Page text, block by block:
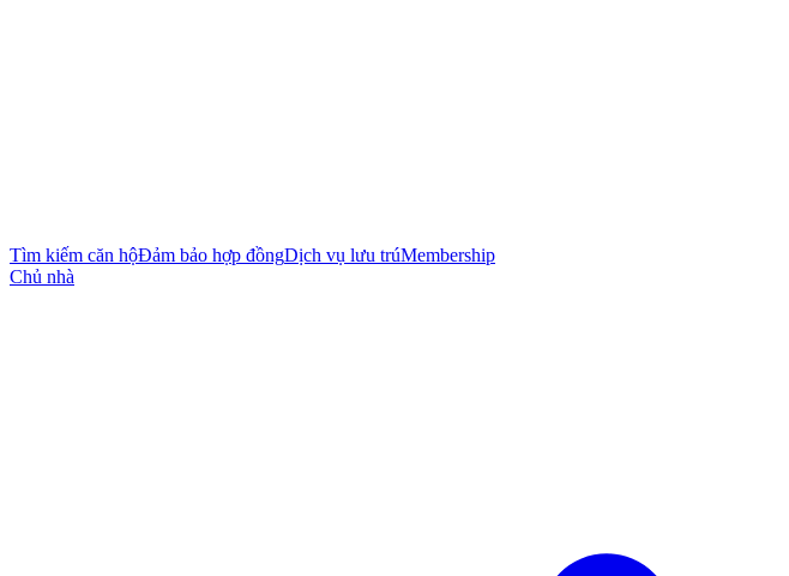
Tìm kiếm căn hộĐảm bảo hợp đồngDịch vụ lưu trúMembership
Chủ nhà